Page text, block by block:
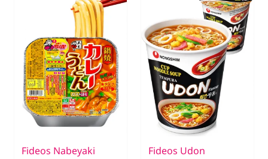
Fideos Nabeyaki
Fideos Udon